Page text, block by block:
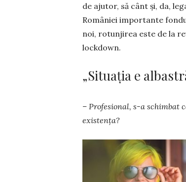
de ajutor, să cânt și, da,
României importante
noi, rotunjirea este de la
lockdown.
„Situația e
– Profesional, s-a schimbat
existența?